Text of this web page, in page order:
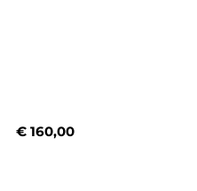
€ 160,00